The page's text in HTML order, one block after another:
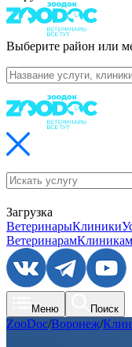
Выберите район или
Загрузка
ВетеринарыКлиники
ВетеринарамКлиникам
Меню Поиск
ZooDoc/Воронеж/